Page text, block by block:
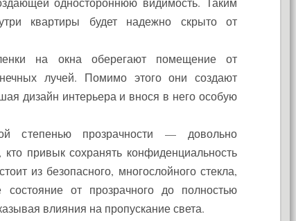
квартиры будет надежно скрыто от
на окна оберегают помещение от
лучей. Помимо этого они создают
дизайн интерьера и внося в него особую
степенью прозрачности — довольно
привык сохранять конфиденциальность
из безопасного, многослойного стекла,
от прозрачного до полностью
влияния на пропускание света.